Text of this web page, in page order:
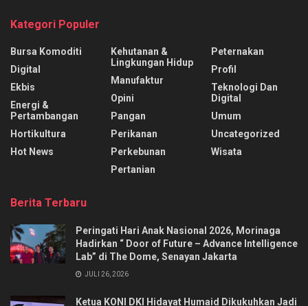
Kategori Populer
Bursa Komoditi
Digital
Ekbis
Energi &
Pertambangan
Hortikultura
Hot News
Kehutanan &
Lingkungan Hidup
Manufaktur
Opini
Pangan
Perikanan
Perkebunan
Pertanian
Peternakan
Profil
Teknologi Dan
Digital
Umum
Uncategorized
Wisata
Berita Terbaru
Peringati Hari Anak Nasional 2026, Morinaga
Hadirkan “ Door of Future – Advance Intelligence
Lab” di The Dome, Senayan Jakarta
JULI 26, 2026
Ketua KONI DKI Hidayat Humaid Dikukuhkan Jadi